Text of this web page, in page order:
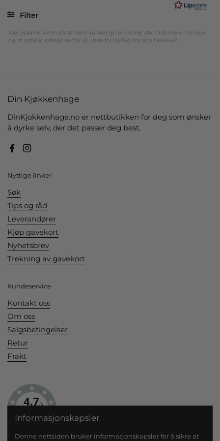
5
Filter
Vurdering Bilder
Vær oppmerksom på at noen kunder gir en rating uten å skrive en review,
og at antallet ratings derfor vil være forskjellig fra antall reviews.
Din Kjøkkenhage
DinKjokkenhage.no er nettbutikken for deg som ønsker
å dyrke selv, der det passer deg best.
FacebookInstagram
Nyttige linker
Søk
Tips og råd
Leverandører
Kjøp gavekort
Nyhetsbrev
Trekning av gavekort
Kundeservice
Kontakt oss
Om oss
Salgsbetingelser
Retur
Frakt
4.7/5
Informasjonskapsler
Denne nettsiden bruker informasjonskapsler for å sikre at